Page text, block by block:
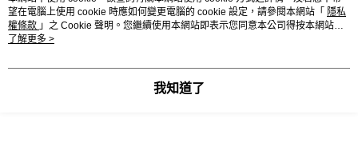
熱門標籤
望在電腦上使用 cookie 時應如何變更電腦的 cookie 設定，請參閱本網站「 隱私
權條款 」之 Cookie 聲明。您繼續使用本網站即表示您同意本公司得按本網站使
用條款之 Cookie 聲明使用 cookie。
了解更多 >
我知道了